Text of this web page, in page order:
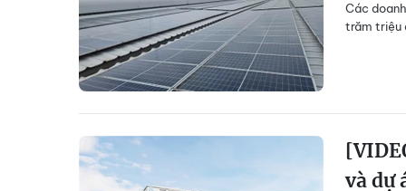
Các
trăm triệu
và dự